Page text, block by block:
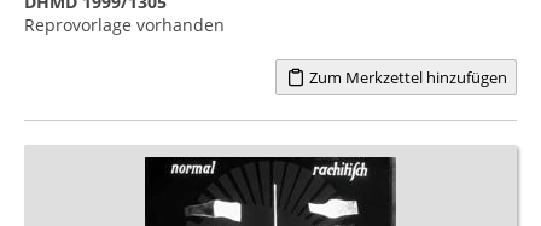
Reprovorlage vorhanden
Zum Merkzettel hinzufügen